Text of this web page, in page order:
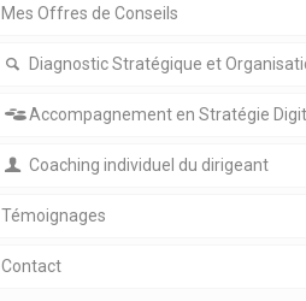
Mes Offres de Conseils
Diagnostic Stratégique et
Accompagnement en Stratégie
Coaching individuel du dirigeant
Témoignages
Contact